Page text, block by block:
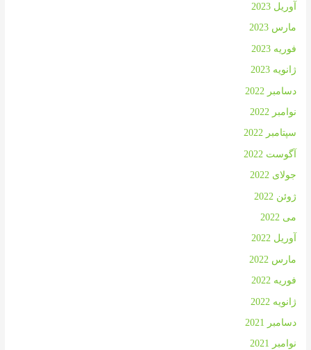
آوریل 2023
مارس 2023
فوریه 2023
ژانویه 2023
دسامبر 2022
نوامبر 2022
سپتامبر 2022
آگوست 2022
جولای 2022
ژوئن 2022
می 2022
آوریل 2022
مارس 2022
فوریه 2022
ژانویه 2022
دسامبر 2021
نوامبر 2021